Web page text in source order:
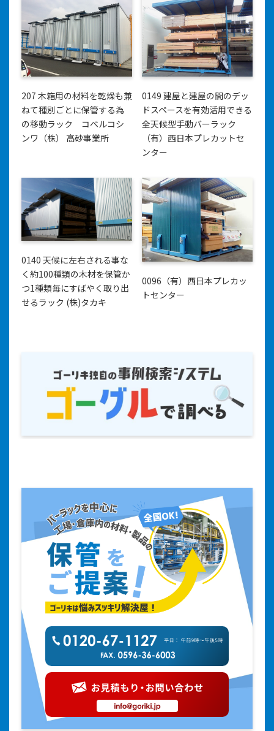
207 木箱用の材料を乾燥も兼
ねて種別ごとに保管する為
の移動ラック コベルコシ
ンワ（株） 高砂事業所
0149 建屋と建屋の間のデッ
ドスペースを有効活用できる
全天候型手動バーラック
（有）西日本プレカットセ
ンター
0140 天候に左右される事な
く約100種類の木材を保管か
つ1種類毎にすばやく取り出
せるラック (株)タカキ
0096（有）西日本プレカッ
トセンター